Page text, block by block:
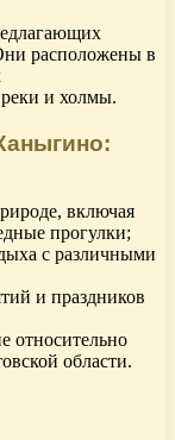
расположены в
реки и холмы.
включая
прогулки;
с различными
и праздников
относительно
области.